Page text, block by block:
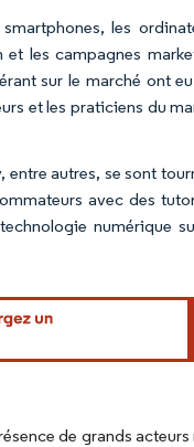
les
les campagnes
sur le marché ont
et les praticiens du
autres, se sont
avec des
numérique
© Mordor Intelligence. La
de grands